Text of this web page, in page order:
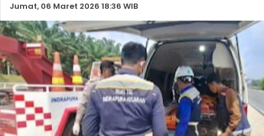
Jumat, 06 Maret 2026 18:36 WIB